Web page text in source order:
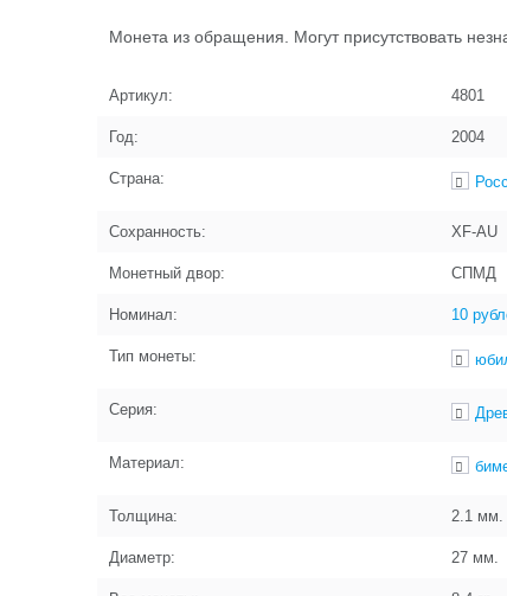
Монета из обращения. Могут присутствовать
Артикул: 4801
Год: 2004
Страна:
Сохранность: XF-AU
Монетный двор: СПМД
Номинал: 10
Тип монеты:
Серия:
Материал:
Толщина: 2.1 мм.
Диаметр: 27 мм.